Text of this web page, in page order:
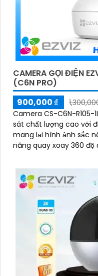
CAMERA GỌI ĐIỆN
(C6N PRO)
900,000 ₫
Camera CS-C6N-R105-
sát chất lượng cao với
mang lại hình ảnh sắc
năng quay xoay 360
xa Ngoài ra camera
hiện chuyển động
không gian của bạn.
Dây CS-C6N-R105-